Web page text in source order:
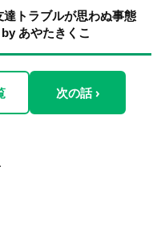
トラブルが思わぬ事態
あやたきくこ
次の話 ›